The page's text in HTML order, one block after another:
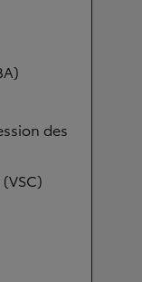
des